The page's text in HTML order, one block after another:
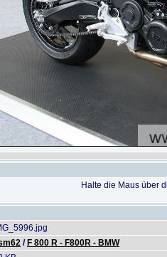
Halte die Maus über
/ F 800 R - F800R - BMW